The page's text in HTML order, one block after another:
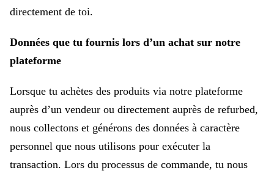
directement de toi.
Données que tu fournis lors d’un achat sur notre
plateforme
Lorsque tu achètes des produits via notre plateforme
auprès d’un vendeur ou directement auprès de refurbed,
nous collectons et générons des données à caractère
personnel que nous utilisons pour exécuter la
transaction. Lors du processus de commande, tu nous